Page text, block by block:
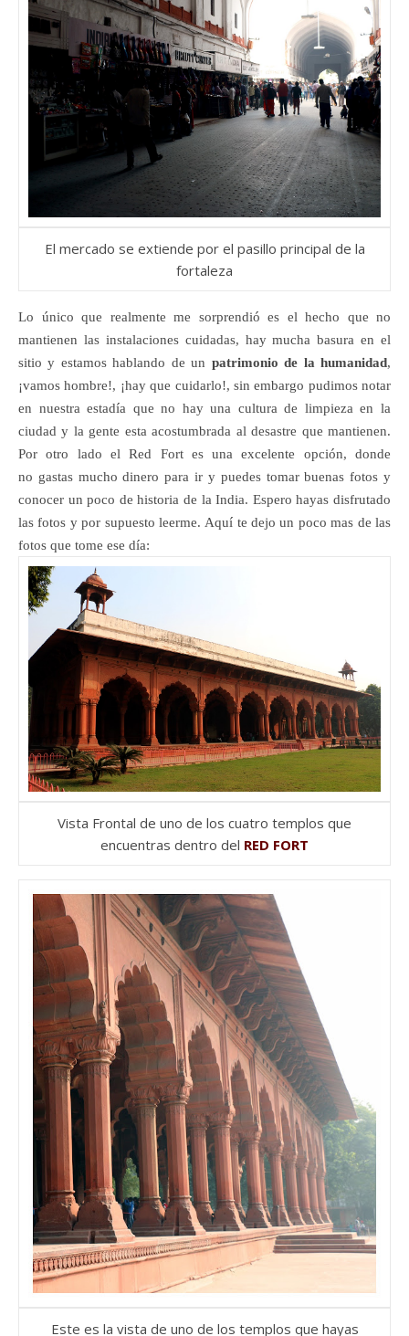
El mercado se extiende por el pasillo principal de la
fortaleza
Lo único que realmente me sorprendió es el hecho que no
mantienen las instalaciones cuidadas, hay mucha basura en el
sitio y estamos hablando de un patrimonio de la humanidad,
¡vamos hombre!, ¡hay que cuidarlo!, sin embargo pudimos notar
en nuestra estadía que no hay una cultura de limpieza en la
ciudad y la gente esta acostumbrada al desastre que mantienen.
Por otro lado el Red Fort es una excelente opción, donde
no gastas mucho dinero para ir y puedes tomar buenas fotos y
conocer un poco de historia de la India. Espero hayas disfrutado
las fotos y por supuesto leerme. Aquí te dejo un poco mas de las
fotos que tome ese día:
Vista Frontal de uno de los cuatro templos que
encuentras dentro del RED FORT
Este es la vista de uno de los templos que hayas